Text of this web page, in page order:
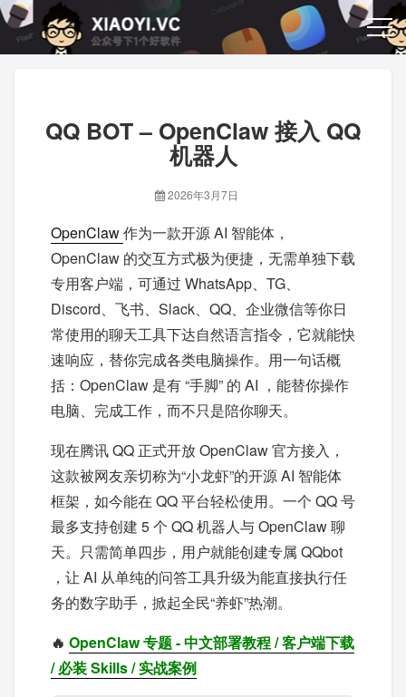
QQ BOT – OpenClaw 接入 QQ
机器人
2026年3月7日
OpenClaw作为一款开源 AI 智能体，
OpenClaw 的交互方式极为便捷，无需单独下载
专用客户端，可通过 WhatsApp、TG、
Discord、飞书、Slack、QQ、企业微信等你日
常使用的聊天工具下达自然语言指令，它就能快
速响应，替你完成各类电脑操作。用一句话概
括：OpenClaw 是有 “手脚” 的 AI ，能替你操作
电脑、完成工作，而不只是陪你聊天。
现在腾讯 QQ 正式开放 OpenClaw 官方接入，
这款被网友亲切称为“小龙虾”的开源 AI 智能体
框架，如今能在 QQ 平台轻松使用。一个 QQ 号
最多支持创建 5 个 QQ 机器人与 OpenClaw 聊
天。只需简单四步，用户就能创建专属 QQbot
，让 AI 从单纯的问答工具升级为能直接执行任
务的数字助手，掀起全民“养虾”热潮。
🔥 OpenClaw 专题 - 中文部署教程 / 客户端下载
/ 必装 Skills / 实战案例